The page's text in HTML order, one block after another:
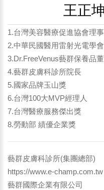
王正
1.台灣美容醫療促進協會理
2.中華民國醫用雷射光電學
3.Dr.FreeVenus藝群保養品
4.藝群皮膚科診所院長
5.國家品牌玉山獎
6.台灣100大MVP經理人
7.台灣醫療服務傑出獎
8.勞動部 績優企業獎
藝群皮膚科診所(集團總部)
https://www.e-champ.com.tw
藝群國際企業有限公司